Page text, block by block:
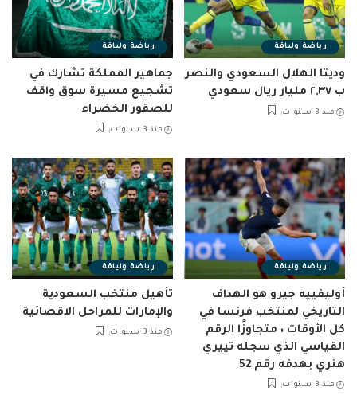
رياضة ولياقة
وديتا الهلال السعودي والنصر
ب ٢,٣٧ مليار ريال سعودي
منذ 3 سنوات
رياضة ولياقة
جماهير المملكة تشارك في
تشجيع مسيرة سوق واقف
للصقور الخضراء
منذ 3 سنوات
رياضة ولياقة
أوليفييه جيرو هو الهداف
التاريخي لمنتخب فرنسا في
كل الأوقات ، متجاوزًا الرقم
القياسي الذي سجله تييري
هنري بهدفه رقم 52
منذ 3 سنوات
رياضة ولياقة
تأهيل منتخب السعودية
والإمارات للمراحل الاقصائية
منذ 3 سنوات